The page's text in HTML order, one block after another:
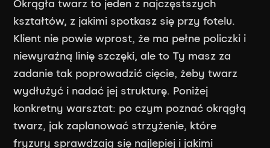
Okrągła twarz to jeden z najczęstszych
kształtów, z jakimi spotkasz się przy fotelu.
Klient nie powie wprost, że ma pełne policzki i
niewyraźną linię szczęki, ale to Ty masz za
zadanie tak poprowadzić cięcie, żeby twarz
wydłużyć i nadać jej strukturę. Poniżej
konkretny warsztat: po czym poznać okrągłą
twarz, jak zaplanować strzyżenie, które
fryzury sprawdzają się najlepiej i jakimi